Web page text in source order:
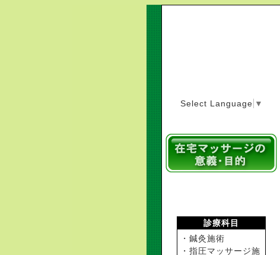
Select Language ▼
診療科目
・鍼灸施術
・指圧マッサージ施